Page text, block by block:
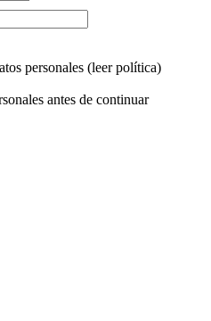
personales (leer política)
antes de continuar